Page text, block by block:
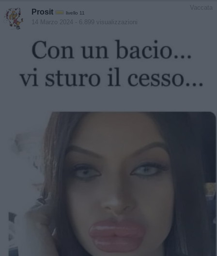
Vaccata
Prosit livello 11
14 Marzo 2024 - 6.899 visualizzazioni